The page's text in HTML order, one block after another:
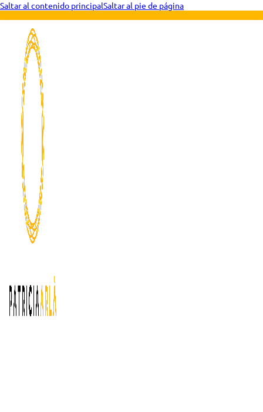
Saltar al contenido principalSaltar al pie de página